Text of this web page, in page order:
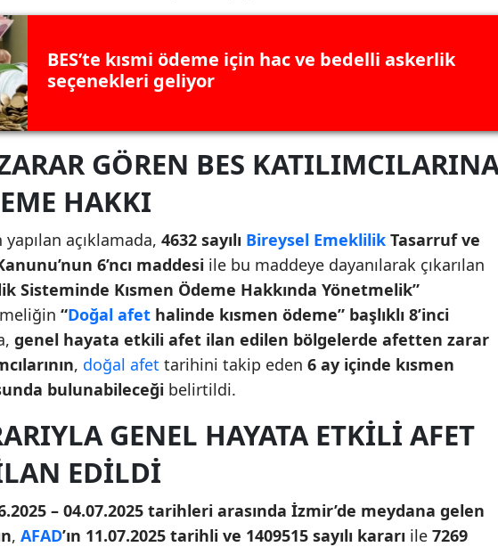
BES’te kısmi ödeme için hac ve bedelli askerlik
seçenekleri geliyor
GÖREN BES
HAKKI
açıklamada, 4632 sayılı Bireysel Emeklilik Tasarruf ve
6’ncı maddesi ile bu maddeye dayanılarak çıkarılan
Sisteminde Kısmen Ödeme Hakkında Yönetmelik”
“Doğal afet halinde kısmen ödeme” başlıklı 8’inci
genel hayata etkili afet ilan edilen bölgelerde afetten zarar
, doğal afet tarihini takip eden 6 ay içinde kısmen
bulunabileceği belirtildi.
GENEL HAYATA ETKILI AFET
EDILDI
– 04.07.2025 tarihleri arasında İzmir’de meydana gelen
, AFAD’ın 11.07.2025 tarihli ve 1409515 sayılı kararı ile 7269